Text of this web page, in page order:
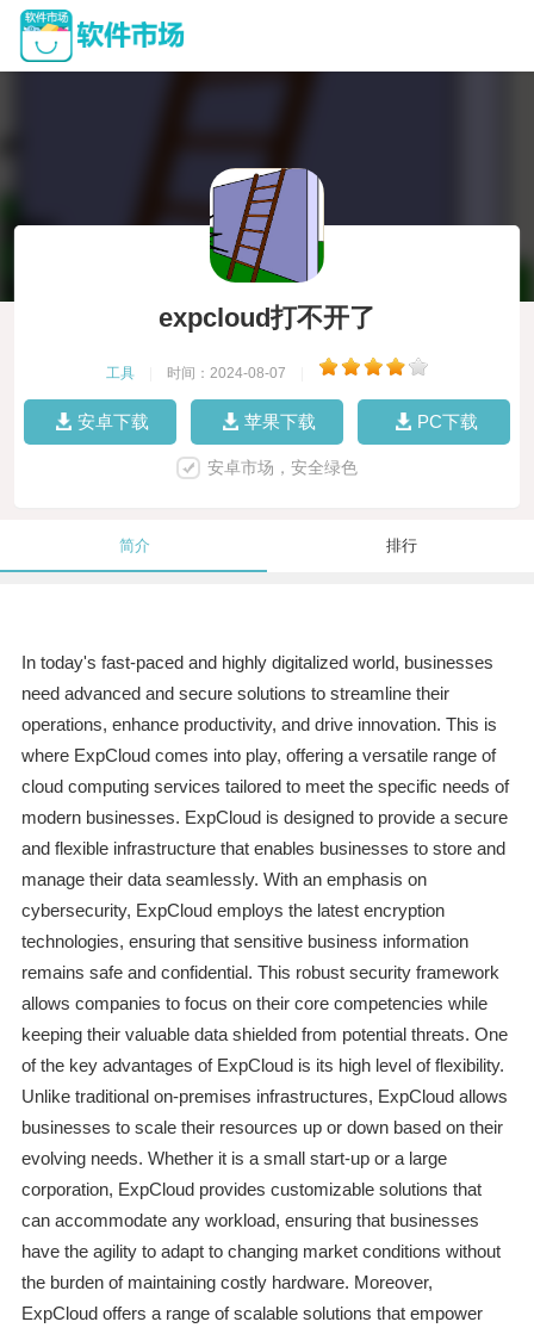
expcloud打不开了
工具 时间：2024-08-07
安卓下载 苹果下载 PC下载
安卓市场，安全绿色
简介 排行
In today's fast-paced and highly digitalized world, businesses
need advanced and secure solutions to streamline their
operations, enhance productivity, and drive innovation. This is
where ExpCloud comes into play, offering a versatile range of
cloud computing services tailored to meet the specific needs of
modern businesses. ExpCloud is designed to provide a secure
and flexible infrastructure that enables businesses to store and
manage their data seamlessly. With an emphasis on
cybersecurity, ExpCloud employs the latest encryption
technologies, ensuring that sensitive business information
remains safe and confidential. This robust security framework
allows companies to focus on their core competencies while
keeping their valuable data shielded from potential threats. One
of the key advantages of ExpCloud is its high level of flexibility.
Unlike traditional on-premises infrastructures, ExpCloud allows
businesses to scale their resources up or down based on their
evolving needs. Whether it is a small start-up or a large
corporation, ExpCloud provides customizable solutions that
can accommodate any workload, ensuring that businesses
have the agility to adapt to changing market conditions without
the burden of maintaining costly hardware. Moreover,
ExpCloud offers a range of scalable solutions that empower